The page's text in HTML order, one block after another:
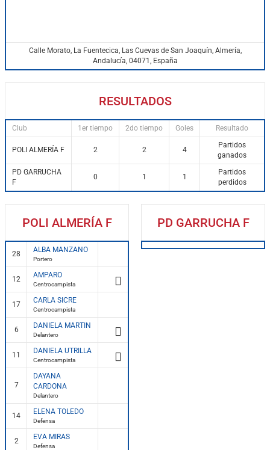
Calle Morato, La Fuentecica, Las Cuevas de San Joaquín, Almería,
Andalucía, 04071, España
RESULTADOS
Club 1er tiempo 2do tiempo Goles Resultado
POLI ALMERÍA F 2 2 4
Partidos
ganados
PD GARRUCHA
F
0 1 1
Partidos
perdidos
POLI ALMERÍA F
28 ALBA MANZANO
Portero
12 AMPARO
Centrocampista
17 CARLA SICRE
Centrocampista
6 DANIELA MARTIN
Delantero
11 DANIELA UTRILLA
Centrocampista
7
DAYANA
CARDONA
Delantero
14 ELENA TOLEDO
Defensa
2 EVA MIRAS
Defensa
PD GARRUCHA F